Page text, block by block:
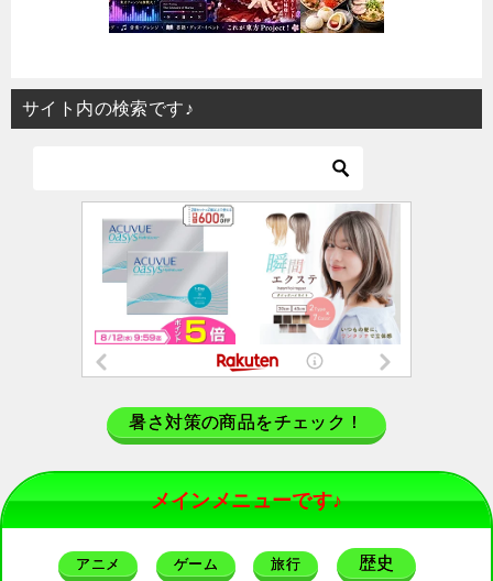
サイト内の検索です♪
暑さ対策の商品をチェック！
メインメニューです♪
アニメ ゲーム 旅行 歴史